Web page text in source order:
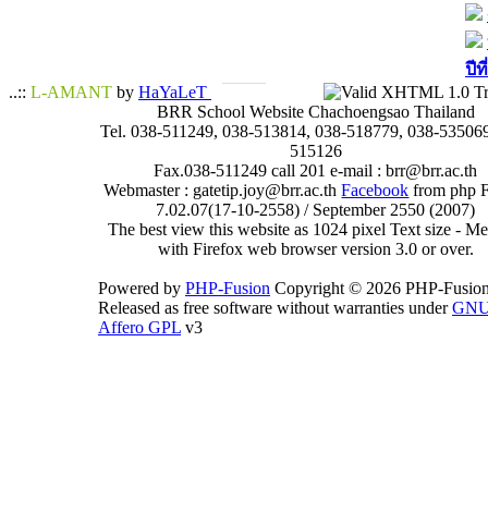
ปี
..:: L-AMANT by HaYaLeT
BRR School Website Chachoengsao Thailand
Tel. 038-511249, 038-513814, 038-518779, 038-
515126
Fax.038-511249 call 201 e-mail : brr@brr.ac.th
Webmaster : gatetip.joy@brr.ac.thFacebook from php
7.02.07(17-10-2558) / September 2550 (2007)
The best view this website as 1024 pixel Text size -
with Firefox web browser version 3.0 or over.
Powered by PHP-Fusion Copyright © 2026 PHP-
Released as free software without warranties under
Affero GPL v3